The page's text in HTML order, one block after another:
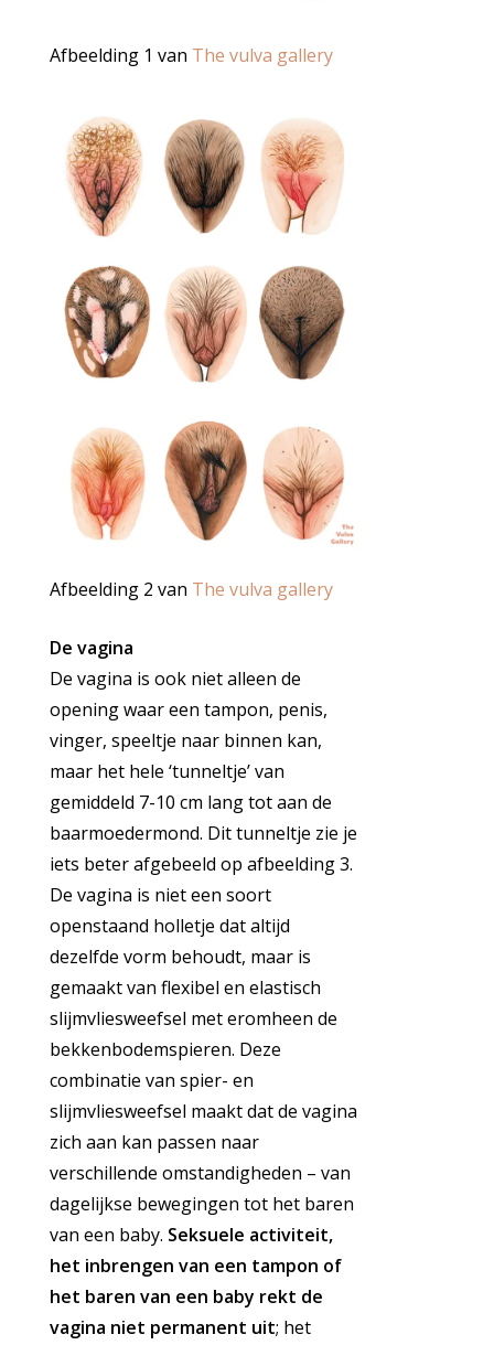
Afbeelding 1 van The vulva gallery
Afbeelding 2 van The vulva gallery
De vagina
De vagina is ook niet alleen de
opening waar een tampon, penis,
vinger, speeltje naar binnen kan,
maar het hele ‘tunneltje’ van
gemiddeld 7-10 cm lang tot aan de
baarmoedermond. Dit tunneltje zie je
iets beter afgebeeld op afbeelding 3.
De vagina is niet een soort
openstaand holletje dat altijd
dezelfde vorm behoudt, maar is
gemaakt van flexibel en elastisch
slijmvliesweefsel met eromheen de
bekkenbodemspieren. Deze
combinatie van spier- en
slijmvliesweefsel maakt dat de vagina
zich aan kan passen naar
verschillende omstandigheden – van
dagelijkse bewegingen tot het baren
van een baby. Seksuele activiteit,
het inbrengen van een tampon of
het baren van een baby rekt de
vagina niet permanent uit; het